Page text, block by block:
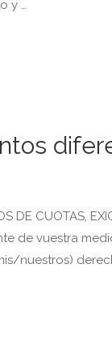
y …
DE CUOTAS,
de vuestra
nuestros)